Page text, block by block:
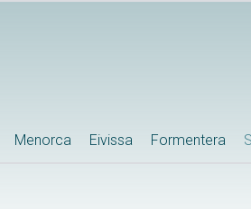
Menorca Eivissa Formentera